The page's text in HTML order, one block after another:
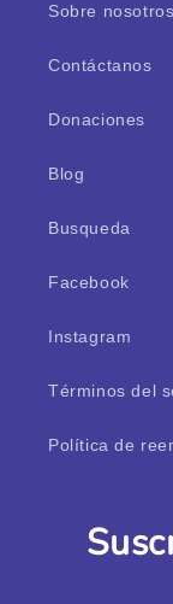
Sobre nosotros
Contáctanos
Donaciones
Blog
Busqueda
Facebook
Instagram
Términos del
Política de